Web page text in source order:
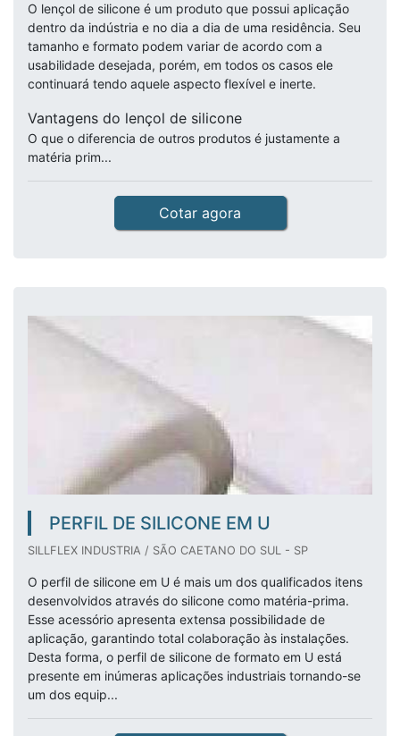
O lençol de silicone é um produto que possui aplicação
dentro da indústria e no dia a dia de uma residência. Seu
tamanho e formato podem variar de acordo com a
usabilidade desejada, porém, em todos os casos ele
continuará tendo aquele aspecto flexível e inerte.
Vantagens do lençol de silicone
O que o diferencia de outros produtos é justamente a
matéria prim...
Cotar agora
PERFIL DE SILICONE EM U
SILLFLEX INDUSTRIA / SÃO CAETANO DO SUL - SP
O perfil de silicone em U é mais um dos qualificados itens
desenvolvidos através do silicone como matéria-prima.
Esse acessório apresenta extensa possibilidade de
aplicação, garantindo total colaboração às instalações.
Desta forma, o perfil de silicone de formato em U está
presente em inúmeras aplicações industriais tornando-se
um dos equip...